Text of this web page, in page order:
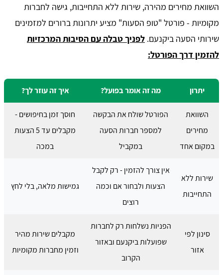
השוואת מחירים מהירה, שירות ללא התחייבות, גישה לחברות
מקומיות - פורטל "טופ הסעות" מציע יתרונות ברורים למזמינים
שירותי הסעה ביקנעם. לפניך טבלה עם הסיבות המרכזיות
להזמין דרך הפורטל:
יתרון מה זה אומר בפועל? איך זה עוזר לך?
השוואת
מחירים
במקום אחד
הפורטל שולח את הבקשה
למספר חברות הסעה
במקביל
חוסך זמן בחיפושים -
מקבלים עד 5 הצעות
במכה
שירות ללא
התחייבות
אין צורך להזמין - רק לקבל
הצעות ולבחור אם וכמה
רוצים
גמישות מלאה, בלי לחץ
סינון לפי
אזור
הפניות נשלחות רק לחברות
שפועלות ביקנעם ובאזור
הקרוב
מקבלים שירות מהיר
וזמין מחברות מקומיות